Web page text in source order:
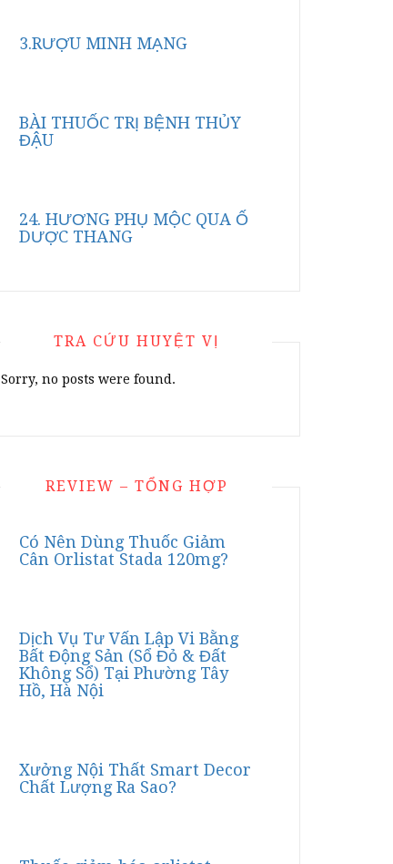
3.RƯỢU MINH MẠNG
BÀI THUỐC TRỊ BỆNH THỦY
ĐẬU
24. HƯƠNG PHỤ MỘC QUA Ố
DƯỢC THANG
TRA CỨU HUYỆT VỊ
Sorry, no posts were found.
REVIEW – TỔNG HỢP
Có Nên Dùng Thuốc Giảm
Cân Orlistat Stada 120mg?
Dịch Vụ Tư Vấn Lập Vi Bằng
Bất Động Sản (Sổ Đỏ & Đất
Không Sổ) Tại Phường Tây
Hồ, Hà Nội
Xưởng Nội Thất Smart Decor
Chất Lượng Ra Sao?